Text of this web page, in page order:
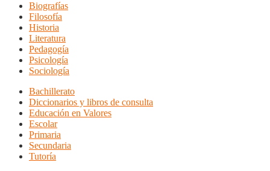
Biografías
Filosofía
Historia
Literatura
Pedagogía
Psicología
Sociología
Bachillerato
Diccionarios y libros de consulta
Educación en Valores
Escolar
Primaria
Secundaria
Tutoría